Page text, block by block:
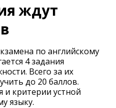
ждут
по английскому
4 задания
Всего за их
до 20 баллов.
и критерии устной
языку.